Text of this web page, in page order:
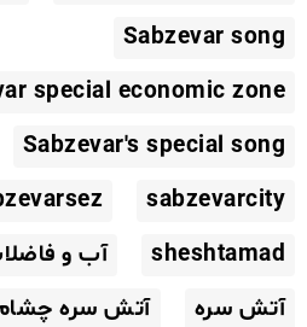
Sabzevar song
special economic zone
Sabzevar's special song
sabzevarcity
sheshtamad
آب و
آتش سره
آتش سره